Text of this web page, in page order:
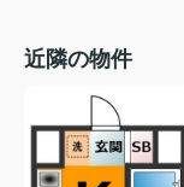
近隣の物件